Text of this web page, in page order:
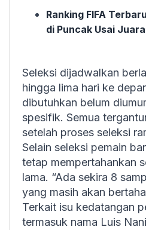
Ranking FIFA
di Puncak Usai
Seleksi dijadwalkan
hingga lima hari ke
dibutuhkan belum
spesifik. Semua
setelah proses seleksi
Selain seleksi pemain
tetap mempertahankan
lama. “Ada sekira 8
yang masih akan
Terkait isu kedatangan
termasuk nama Luis